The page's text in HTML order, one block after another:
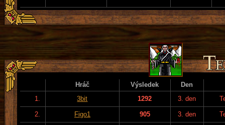
Hráč Výsledek
Den
1.
3bit 1292 3. den
2. Figo1 905 3. den